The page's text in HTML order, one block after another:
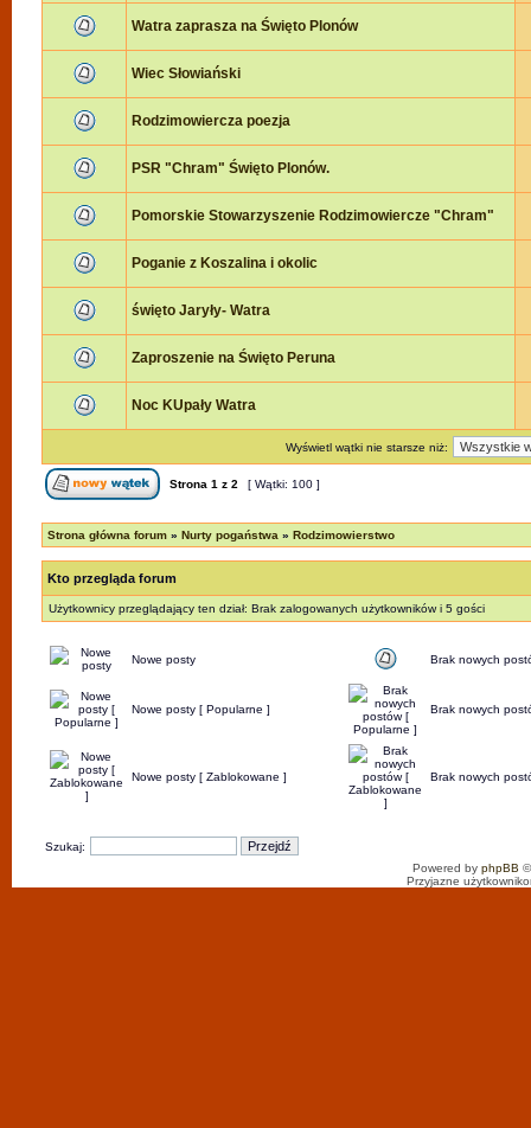
Watra zaprasza na Święto Plonów
Wiec Słowiański
Rodzimowiercza poezja
PSR "Chram" Święto Plonów.
Pomorskie Stowarzyszenie Rodzimowiercze "Chram"
Poganie z Koszalina i okolic
święto Jaryły- Watra
Zaproszenie na Święto Peruna
Noc KUpały Watra
Wyświetl wątki nie starsze niż:
Strona 1 z 2 [ Wątki: 100 ]
Strona główna forum » Nurty pogaństwa » Rodzimowierstwo
Kto przegląda forum
Użytkownicy przeglądający ten dział: Brak zalogowanych użytkowników i 5 gości
Nowe posty Brak nowych
Nowe posty [ Popularne ] Brak nowych
Nowe posty [ Zablokowane ] Brak nowych
Szukaj:
Powered by phpBB
Przyjazne